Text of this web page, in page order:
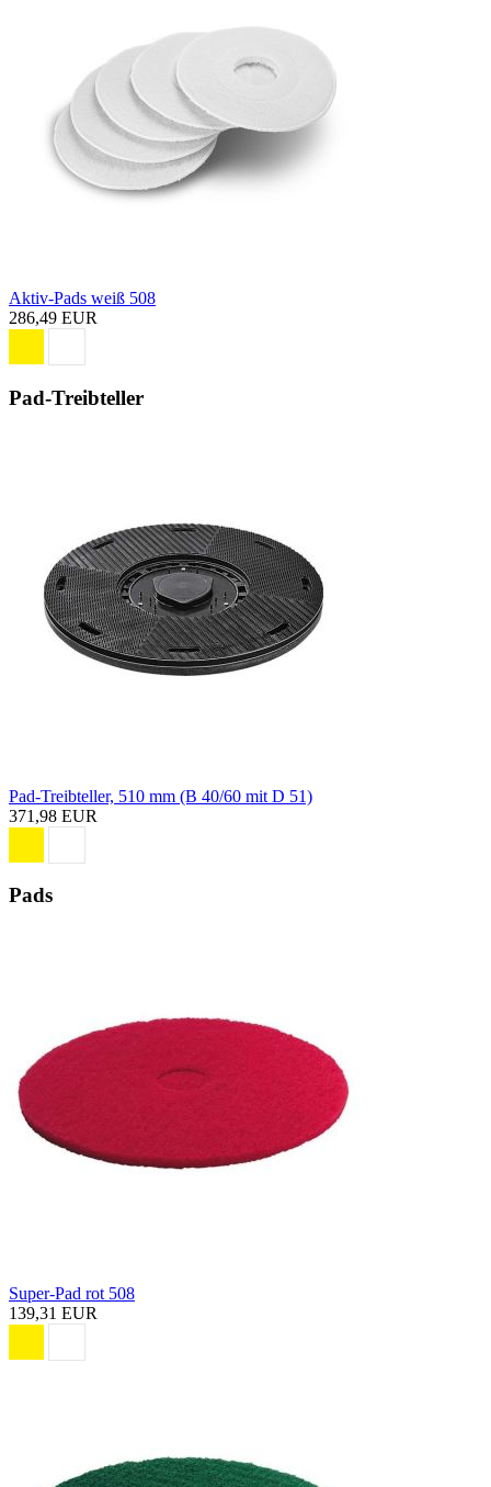
Aktiv-Pads weiß 508
286,49 EUR
Pad-Treibteller
Pad-Treibteller, 510 mm (B 40/60 mit D 51)
371,98 EUR
Pads
Super-Pad rot 508
139,31 EUR